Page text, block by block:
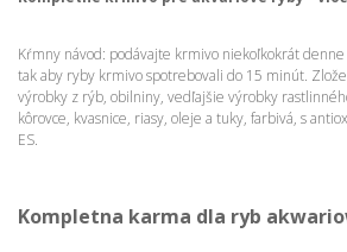
Kŕmny návod: podávajte krmivo niekoľkokrát
tak aby ryby krmivo spotrebovali do 15 minút.
výrobky z rýb, obilniny, vedľajšie výrobky
kôrovce, kvasnice, riasy, oleje a tuky, farbivá, s
ES.
Kompletna karma dla ryb